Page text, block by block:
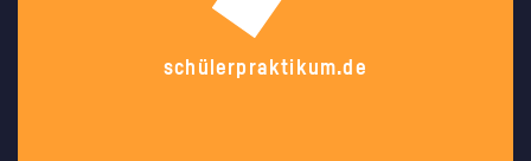
schülerpraktikum.de